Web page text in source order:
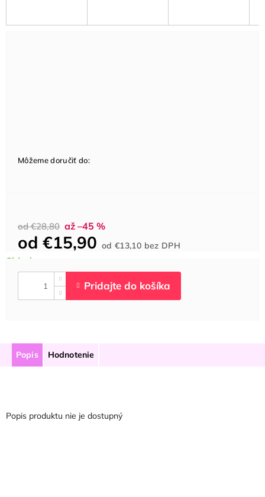
od €28,80 až –45 %
od €15,90 od€13,10 bez DPHcena:
Môžeme doručiť do:
Popis Hodnotenie
Popis produktu nie je dostupný